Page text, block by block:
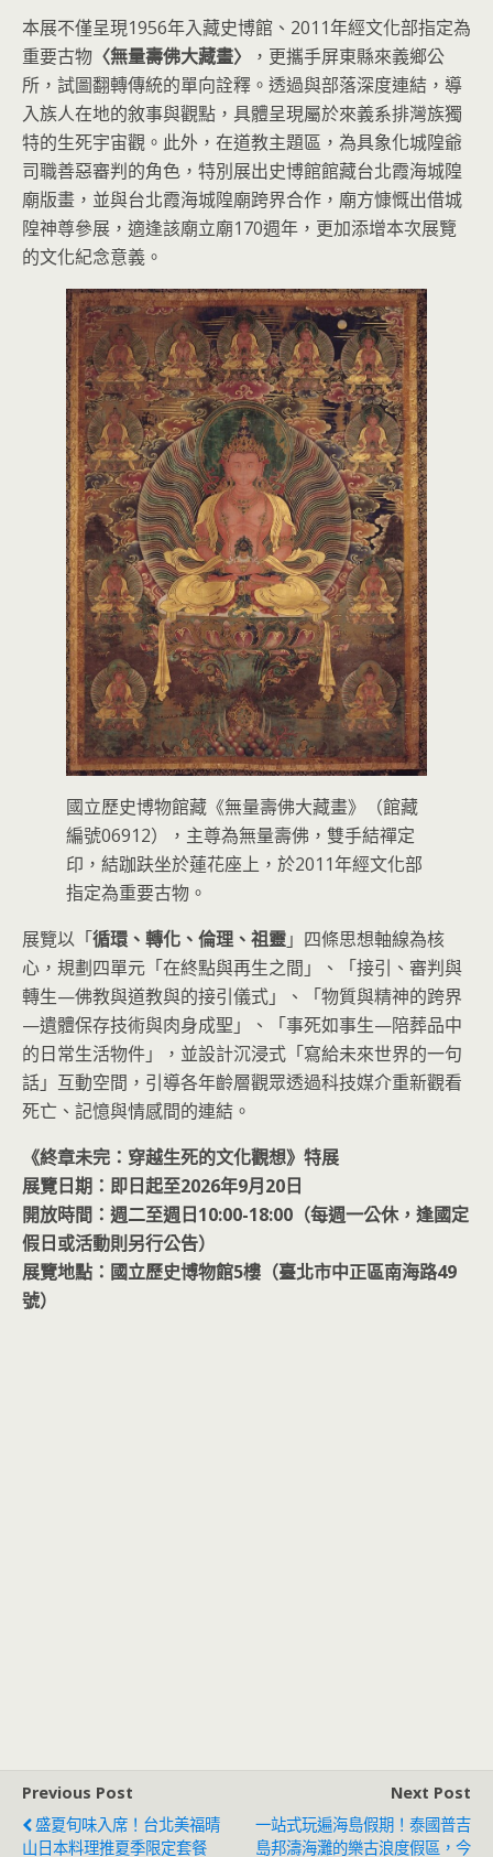
本展不僅呈現1956年入藏史博館、2011年經文化部指定為
重要古物 〈無量壽佛大藏畫〉
，更攜手屏東縣來義鄉公
所，試圖翻轉傳統的單向詮釋。透過與部落深度連結，導
入族人在地的敘事與觀點，具體呈現屬於來義系排灣族獨
特的生死宇宙觀。此外，在道教主題區，為具象化城隍爺
司職善惡審判的角色，特別展出史博館館藏台北霞海城隍
廟版畫，並與台北霞海城隍廟跨界合作，廟方慷慨出借城
隍神尊參展，適逢該廟立廟170週年，更加添增本次展覽
的文化紀念意義。
國立歷史博物館藏《無量壽佛大藏畫》（館藏
編號06912），主尊為無量壽佛，雙手結禪定
印，結跏趺坐於蓮花座上，於2011年經文化部
指定為重要古物。
展覽以「循環、轉化、倫理、祖靈」四條思想軸線為核
心，規劃四單元「在終點與再生之間」、「接引、審判與
轉生—佛教與道教與的接引儀式」、「物質與精神的跨界
—遺體保存技術與肉身成聖」、「事死如事生—陪葬品中
的日常生活物件」，並設計沉浸式「寫給未來世界的一句
話」互動空間，引導各年齡層觀眾透過科技媒介重新觀看
死亡、記憶與情感間的連結。
《終章未完：穿越生死的文化觀想》特展
展覽日期：即日起至2026年9月20日
開放時間：週二至週日10:00-18:00（每週一公休，逢國定
假日或活動則另行公告）
展覽地點：國立歷史博物館5樓（臺北市中正區南海路49
號）
Previous Post
盛夏旬味入席！台北美福晴
山日本料理推夏季限定套餐
Next Post
一站式玩遍海島假期！泰國普吉
島邦濤海灘的樂古浪度假區，今